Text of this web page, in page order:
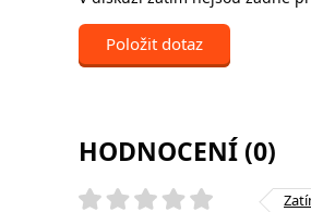
Položit dotaz
HODNOCENÍ (0)